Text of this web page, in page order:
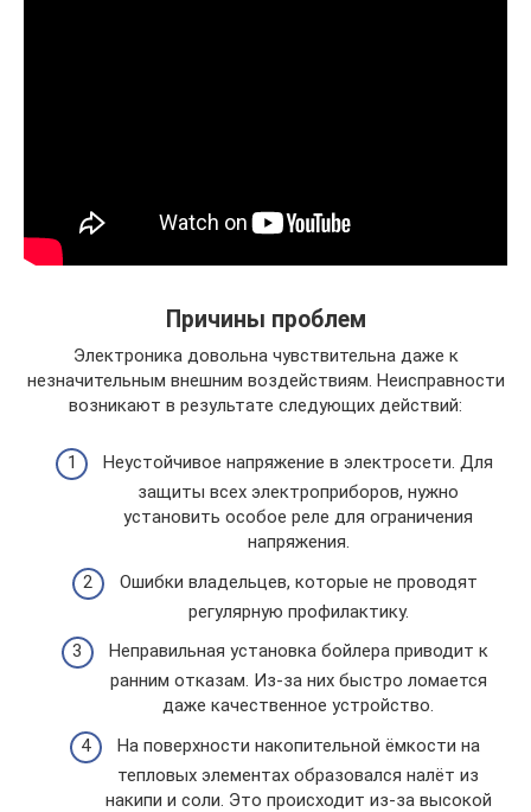
Причины проблем
Электроника довольна чувствительна даже к
незначительным внешним воздействиям. Неисправности
возникают в результате следующих действий:
Неустойчивое напряжение в электросети. Для
защиты всех электроприборов, нужно
установить особое реле для ограничения
напряжения.
Ошибки владельцев, которые не проводят
регулярную профилактику.
Неправильная установка бойлера приводит к
ранним отказам. Из-за них быстро ломается
даже качественное устройство.
На поверхности накопительной ёмкости на
тепловых элементах образовался налёт из
накипи и соли. Это происходит из-за высокой